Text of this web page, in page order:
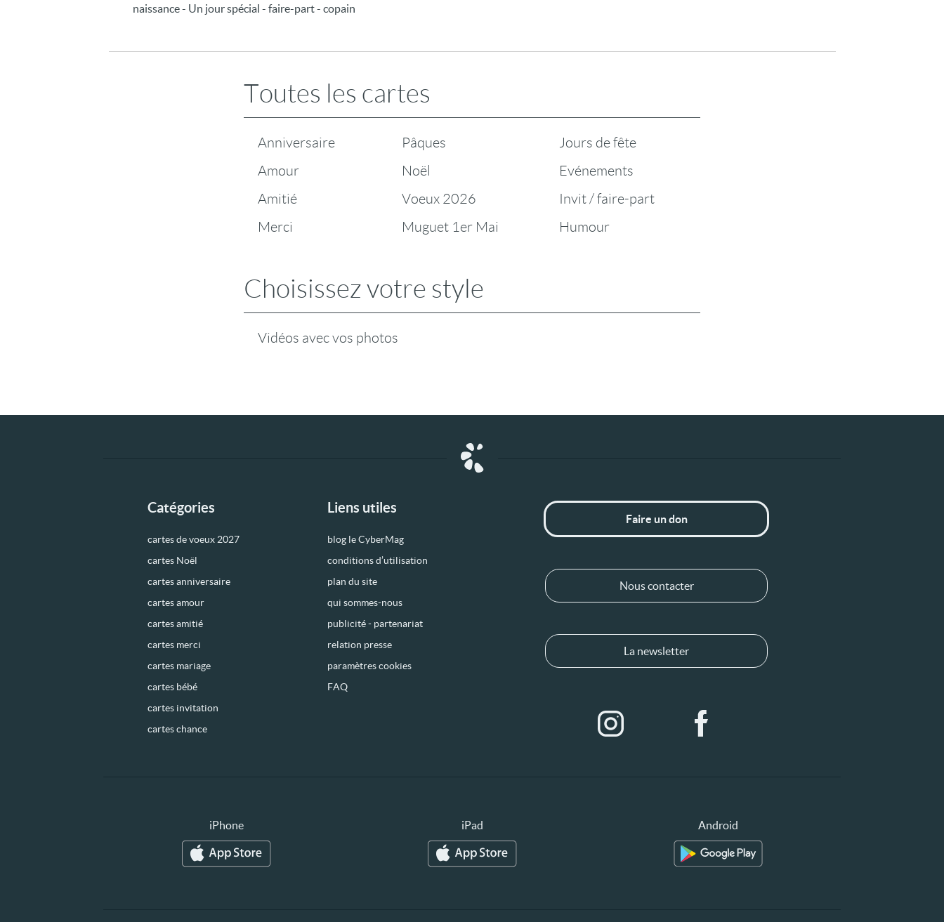
naissance - Un jour spécial - faire-part - copain
Toutes les cartes
Anniversaire
Amour
Amitié
Merci
Pâques
Noël
Voeux 2026
Muguet 1er Mai
Jours de fête
Evénements
Invit / faire-part
Humour
Choisissez votre style
Vidéos avec vos photos
Catégories
cartes de voeux 2027
cartes Noël
cartes anniversaire
cartes amour
cartes amitié
cartes merci
cartes mariage
cartes bébé
cartes invitation
cartes chance
Liens utiles
blog le CyberMag
conditions d’utilisation
plan du site
qui sommes-nous
publicité - partenariat
relation presse
paramètres cookies
FAQ
Faire un don
Nous contacter
La newsletter
iPhone iPad Android